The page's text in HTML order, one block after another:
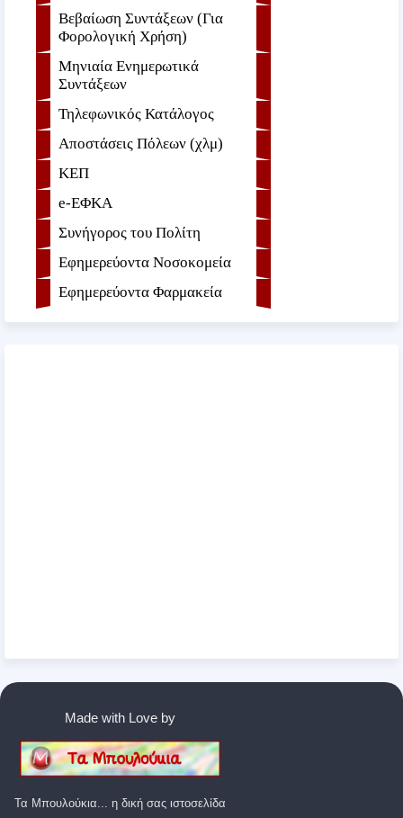
Βεβαίωση Συντάξεων (Για
Φορολογική Χρήση)
Μηνιαία Ενημερωτικά
Συντάξεων
Τηλεφωνικός Κατάλογος
Αποστάσεις Πόλεων (χλμ)
ΚΕΠ
e-ΕΦKA
Συνήγορος του Πολίτη
Εφημερεύοντα Νοσοκομεία
Εφημερεύοντα Φαρμακεία
Made with Love by
Τα Μπουλούκια... η δική σας ιστοσελίδα